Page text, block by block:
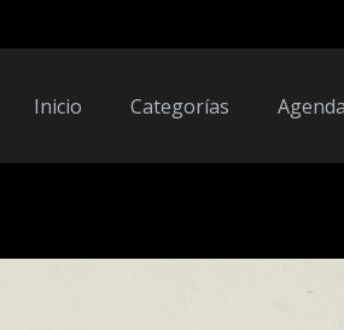
Inicio Categorías